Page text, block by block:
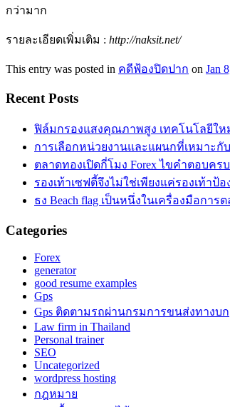
กว่ามาก
รายละเอียดเพิ่มเติม : http://naksit.net/
This entry was posted in คดีฟ้องปิดปาก on Jan
Recent Posts
ฟิล์มกรองแสงคุณภาพสูง เทคโนโลยีใ
การเลือกหน่วยงานและแผนกที่เหมาะ
ตลาดทองเปิดกี่โมง Forex ไขคำตอบคร
รองเท้าเซฟตี้จึงไม่ใช่เพียงแค่รองเท้าป้อ
ธง Beach flag เป็นหนึ่งในเครื่องมือการ
Categories
Forex
generator
good resume examples
Gps
Gps ติดตามรถผ่านกรมการขนส่งทางบก
Law firm in Thailand
Personal trainer
SEO
Uncategorized
wordpress hosting
กฎหมาย